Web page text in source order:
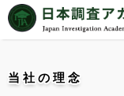
当社の理念